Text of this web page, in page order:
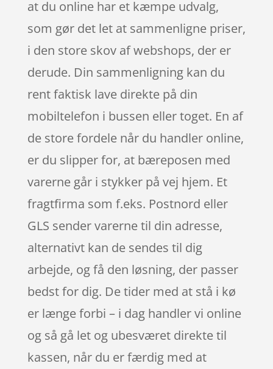
at du online har et kæmpe udvalg,
som gør det let at sammenligne priser,
i den store skov af webshops, der er
derude. Din sammenligning kan du
rent faktisk lave direkte på din
mobiltelefon i bussen eller toget. En af
de store fordele når du handler online,
er du slipper for, at bæreposen med
varerne går i stykker på vej hjem. Et
fragtfirma som f.eks. Postnord eller
GLS sender varerne til din adresse,
alternativt kan de sendes til dig
arbejde, og få den løsning, der passer
bedst for dig. De tider med at stå i kø
er længe forbi – i dag handler vi online
og så gå let og ubesværet direkte til
kassen, når du er færdig med at